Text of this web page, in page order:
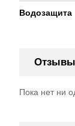
Водозащита
Отзывы
Пока нет ни